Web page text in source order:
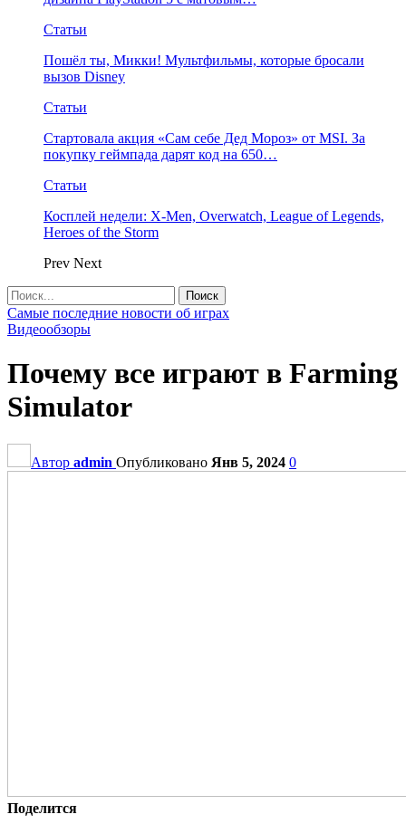
Статьи
Пошёл ты, Микки! Мультфильмы, которые бросали
вызов Disney
Статьи
Стартовала акция «Сам себе Дед Мороз» от MSI. За
покупку геймпада дарят код на 650…
Статьи
Косплей недели: X-Men, Overwatch, League of Legends,
Heroes of the Storm
Prev Next
Самые последние новости об играх
Видеообзоры
Почему все играют в Farming
Simulator
Автор admin Опубликовано Янв 5, 2024 0
Поделится